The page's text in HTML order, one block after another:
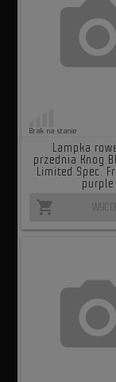
Brak na stanie
Lampka
przednia Knog
Limited Spec.
purple
shopping_cart